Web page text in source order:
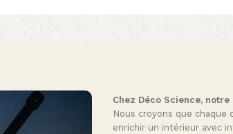
Chez Déco Science,
Nous croyons que
enrichir un intérieur avec